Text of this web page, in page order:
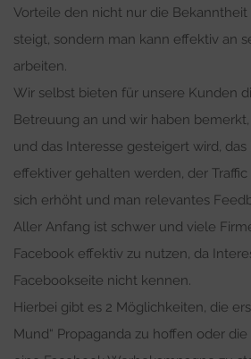
Vorteile den nicht nur die
steigt, sondern man kann effektiv an
arbeiten.
Wir selbst bieten für unsere Kunden
Betreuung an und wir haben
und das Interesse gesteigert wird,
effektiver gehalten werden, der
sich erhöht und man relevantes
Aller Anfang ist schwer und viele
Facebook effektiv zu nutzen, da
Facebookseite nicht kennen.
Hierbei gibt es 2 Möglichkeiten, die
Mund“ Propaganda zu hoffen oder